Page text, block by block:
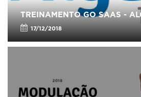
TREINAMENTO GO SAAS -
17/12/2018